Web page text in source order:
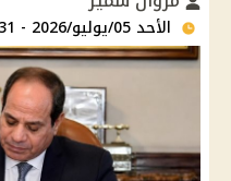
الأحد 05/يوليو/2026 - 01:31 م